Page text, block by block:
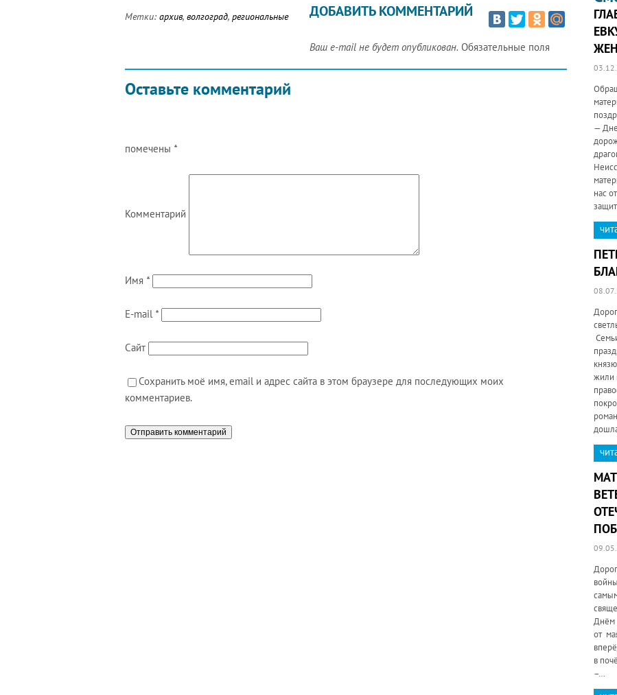
Метки: архив, волгоград, региональные
Оставьте комментарий
ДОБАВИТЬ КОММЕНТАРИЙ
Ваш e-mail не будет опубликован. Обязательные поля
помечены *
Комментарий
Имя *
E-mail *
Сайт
Сохранить моё имя, email и адрес сайта в этом браузере для последующих моих
комментариев.
—
нас
жили
Днём
от
в
–…